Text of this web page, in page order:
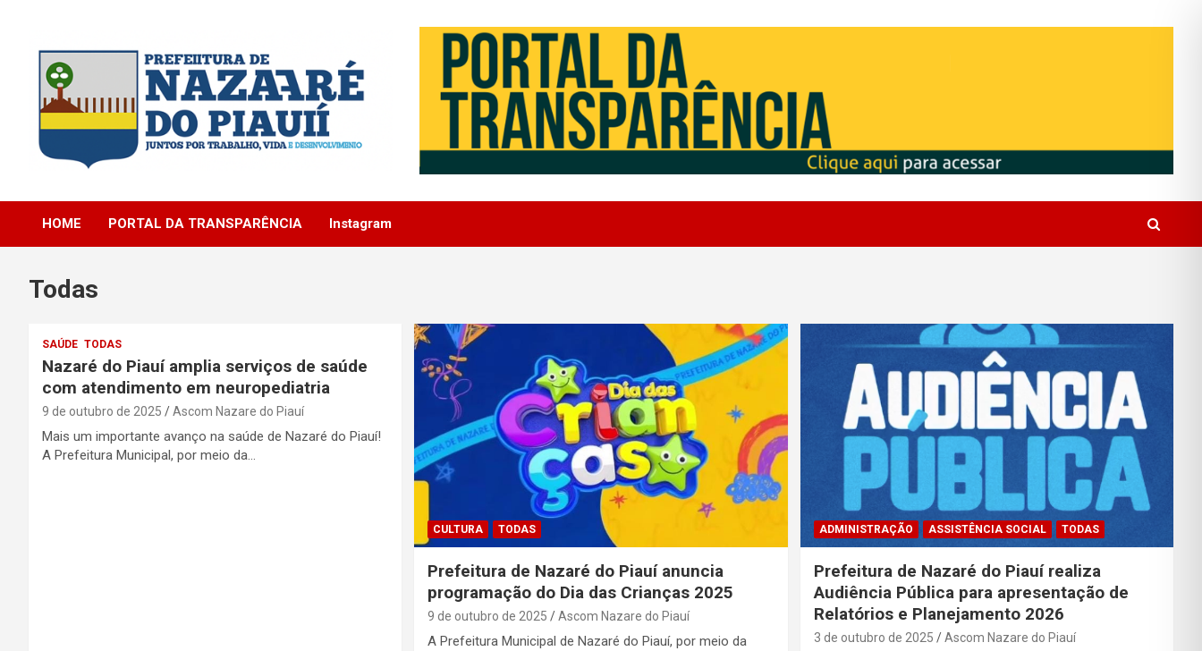
Prefeitura de Nazaré
do Piauí
HOME PORTAL DA TRANSPARÊNCIA Instagram
Todas
SAÚDE TODAS
Nazaré do Piauí amplia serviços de saúde
com atendimento em neuropediatria
9 de outubro de 2025 Ascom Nazare do Piauí
Mais um importante avanço na saúde de Nazaré do Piauí!
A Prefeitura Municipal, por meio da…
CULTURA TODAS
Prefeitura de Nazaré do Piauí anuncia
programação do Dia das Crianças 2025
9 de outubro de 2025 Ascom Nazare do Piauí
A Prefeitura Municipal de Nazaré do Piauí, por meio da
ADMINISTRAÇÃO ASSISTÊNCIA SOCIAL TODAS
Prefeitura de Nazaré do Piauí realiza
Audiência Pública para apresentação de
Relatórios e Planejamento 2026
3 de outubro de 2025 Ascom Nazare do Piauí